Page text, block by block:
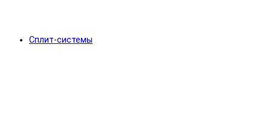
Сплит-системы